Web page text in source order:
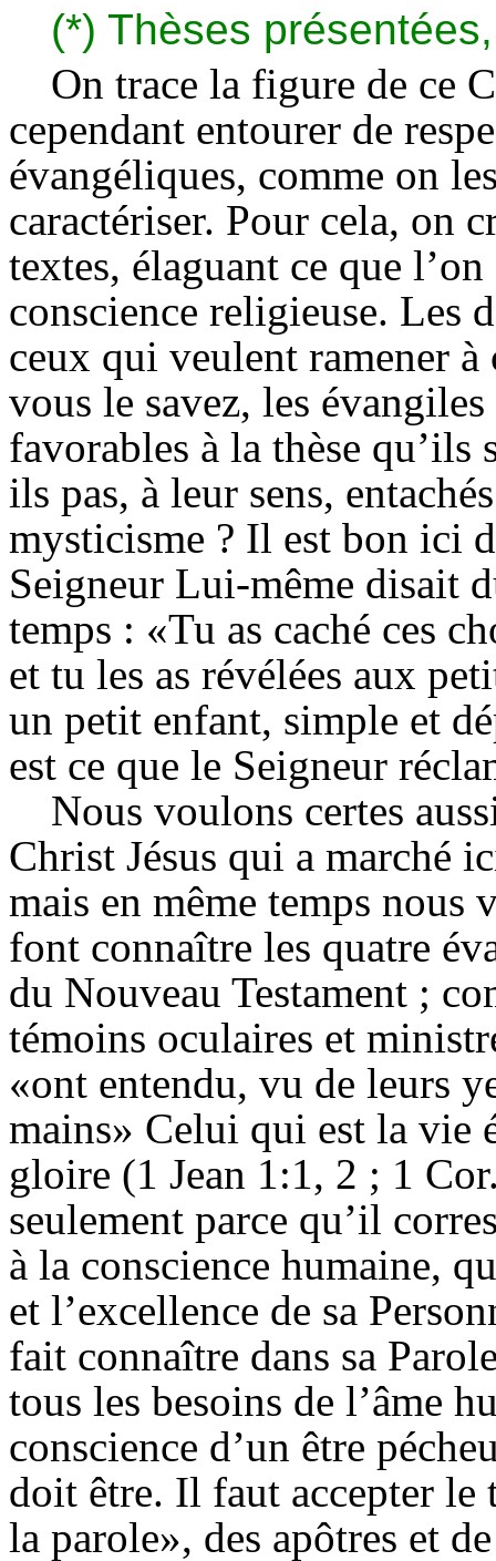
(*) Thèses
On trace la figure de ce
cependant entourer de
évangéliques, comme on
caractériser. Pour cela, on
textes, élaguant ce que
conscience religieuse. Les
ceux qui veulent ramener
vous le savez, les
favorables à la thèse qu’ils
ils pas, à leur sens,
mysticisme ? Il est bon ici
Seigneur Lui-même disait
temps : «Tu as caché ces
et tu les as révélées aux
un petit enfant, simple et
est ce que le Seigneur
Nous voulons certes
Christ Jésus qui a marché
mais en même temps
font connaître les quatre
du Nouveau Testament ;
témoins oculaires et
«ont entendu, vu de leurs
mains» Celui qui est la vie
gloire (1 Jean 1:1, 2 ; 1
seulement parce qu’il
à la conscience humaine,
et l’excellence de sa
fait connaître dans sa
tous les besoins de l’âme
conscience d’un être
doit être. Il faut accepter le
la parole», des apôtres et